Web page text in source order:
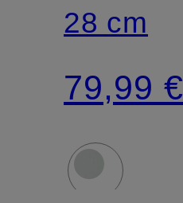
28 cm
79,99 €